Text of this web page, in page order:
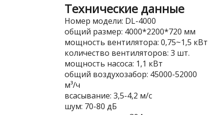
Технические данные
Номер модели: DL-4000
общий размер: 4000*2200*720 мм
мощность вентилятора: 0,75~1,5 кВт
количество вентиляторов: 3 шт.
мощность насоса: 1,1 кВт
общий воздухозабор: 45000-52000
м³/ч
всасывание: 3,5-4,2 м/с
шум: 70-80 дБ